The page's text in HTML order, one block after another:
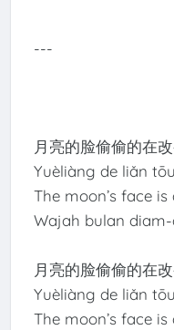
---
月亮的脸偷偷的在
Yuèliàng de liǎn
The moon’s face
Wajah bulan
月亮的脸偷偷的在
Yuèliàng de liǎn
The moon’s face